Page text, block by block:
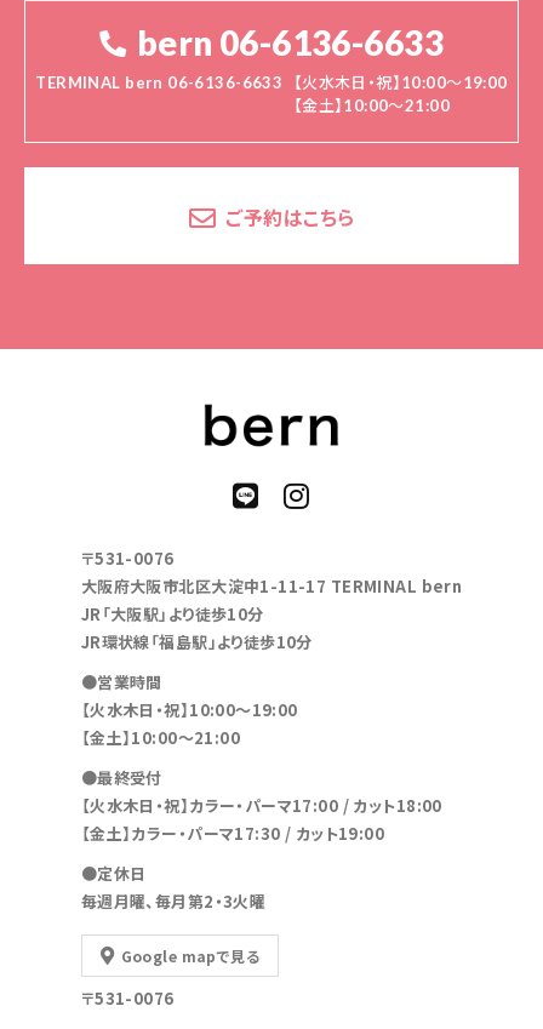
bern 06-6136-6633
TERMINAL bern 06-6136-6633
【火水木日・祝】10:00～19:00
【金土】10:00〜21:00
ご予約はこちら
〒531-0076
大阪府大阪市北区大淀中1-11-17 TERMINAL bern
JR「大阪駅」より徒歩10分
JR環状線「福島駅」より徒歩10分
●営業時間
【火水木日・祝】10:00～19:00
【金土】10:00〜21:00
●最終受付
【火水木日・祝】カラー・パーマ17:00 / カット18:00
【金土】カラー・パーマ17:30 / カット19:00
●定休日
毎週月曜、毎月第2・3火曜
Google mapで見る
〒531-0076